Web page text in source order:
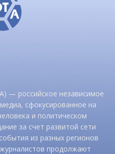
— российское независимое
сфокусированное на
и политическом
за счет развитой сети
из разных регионов
продолжают